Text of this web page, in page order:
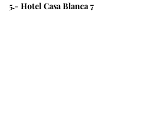
5.- Hotel Casa Blanca 7